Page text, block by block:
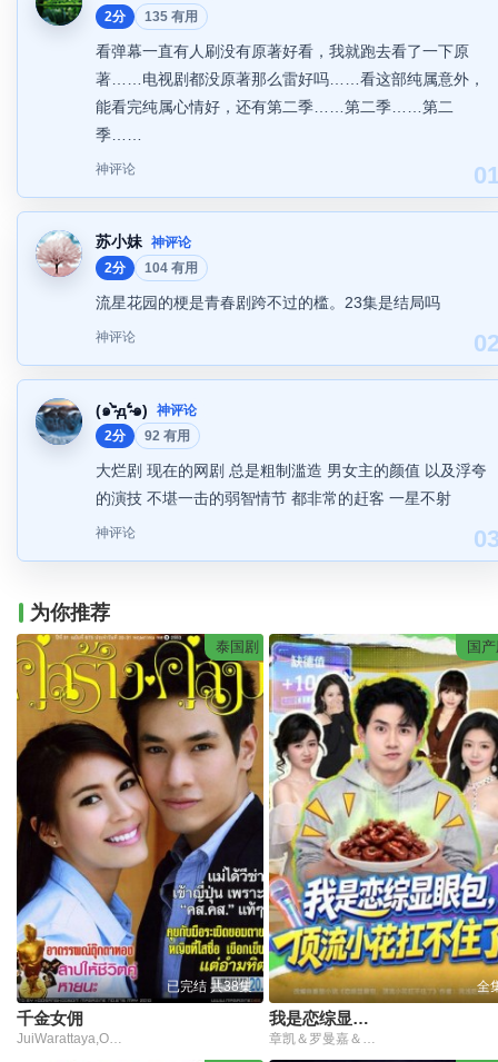
2分
135 有用
看弹幕一直有人刷没有原著好看，我就跑去看了一下原
著……电视剧都没原著那么雷好吗……看这部纯属意外，
能看完纯属心情好，还有第二季……第二季……第二
季……
神评论
苏小妹 神评论
2分
104 有用
流星花园的梗是青春剧跨不过的槛。23集是结局吗
神评论
(๑⁼̴̀д⁼̴́๑)
神评论
2分
92 有用
大烂剧 现在的网剧 总是粗制滥造 男女主的颜值 以及浮夸
的演技 不堪一击的弱智情节 都非常的赶客 一星不射
神评论
为你推荐
泰国剧
已完结 共38集
千金女佣
JuiWarattaya,OmAkapanNamart
国
全
我是恋综显眼包，顶流小花扛不住了
章凯＆罗曼嘉＆金雪